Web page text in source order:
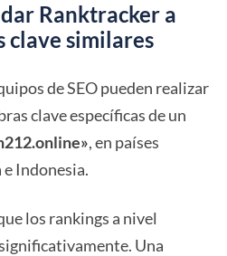
Ranktracker a
clave similares
de SEO pueden realizar
clave específicas de un
, en países
Indonesia.
los rankings a nivel
Una